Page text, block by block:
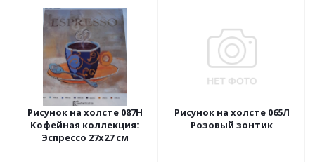
Рисунок на холсте 087Н
Кофейная коллекция:
Эспрессо 27х27 см
Рисунок на холсте 065Л
Розовый зонтик